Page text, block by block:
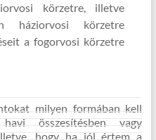
körzetre, illetve
háziorvosi körzetre
a fogorvosi körzetre
milyen formában kell
összesítésben vagy
hogy ha jól értem a